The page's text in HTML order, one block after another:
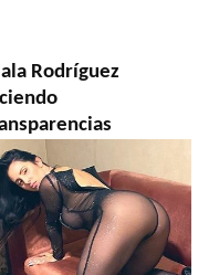
Rodríguez